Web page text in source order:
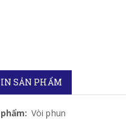
SẢN PHẨM
Vòi phun